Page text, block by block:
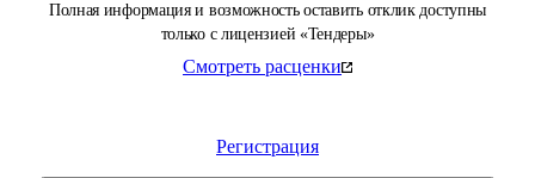
Полная информация и возможность оставить отклик доступны
только с лицензией «Тендеры»
Смотреть расценки
Регистрация